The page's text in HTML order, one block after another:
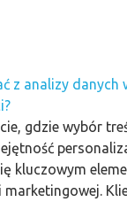
z analizy danych
gdzie wybór
kluczowym